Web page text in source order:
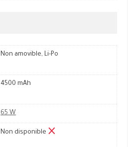
Non amovible, Li-Po
4500 mAh
65 W
Non disponible